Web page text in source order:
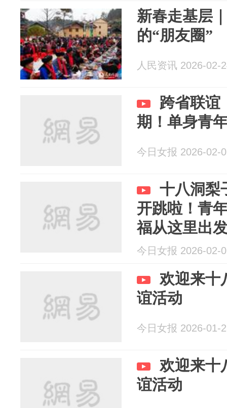
新春走基层
的“朋友圈”
人民资讯 2026-02-
跨省联谊
期！单身青
今日女报 2026-02-
十八洞梨
开跳啦！青
福从这里出
今日女报 2026-02-
欢迎来十
谊活动
今日女报 2026-01-
欢迎来十
谊活动